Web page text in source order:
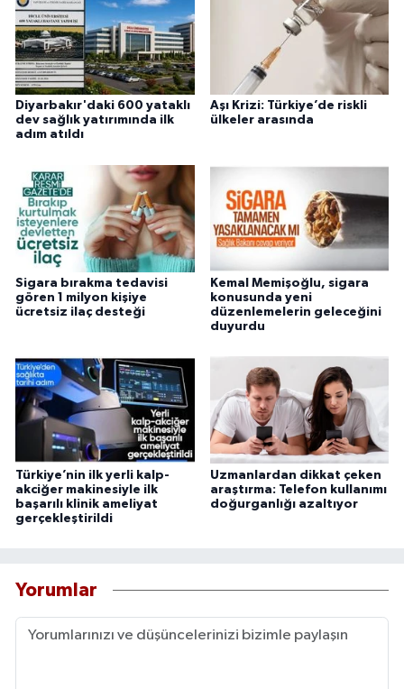
Diyarbakır'daki 600 yataklı
dev sağlık yatırımında ilk
adım atıldı
Aşı Krizi: Türkiye’de riskli
ülkeler arasında
Sigara bırakma tedavisi
gören 1 milyon kişiye
ücretsiz ilaç desteği
Kemal Memişoğlu, sigara
konusunda yeni
düzenlemelerin geleceğini
duyurdu
Türkiye’nin ilk yerli kalp-
akciğer makinesiyle ilk
başarılı klinik ameliyat
gerçekleştirildi
Uzmanlardan dikkat çeken
araştırma: Telefon kullanımı
doğurganlığı azaltıyor
Yorumlar